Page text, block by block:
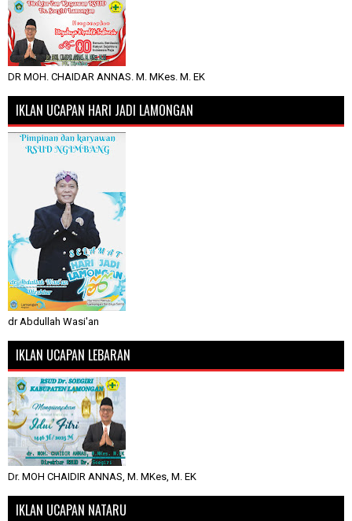
DR MOH. CHAIDAR ANNAS. M. MKes. M. EK
IKLAN UCAPAN HARI JADI LAMONGAN
dr Abdullah Wasi'an
IKLAN UCAPAN LEBARAN
Dr. MOH CHAIDIR ANNAS, M. MKes, M. EK
IKLAN UCAPAN NATARU